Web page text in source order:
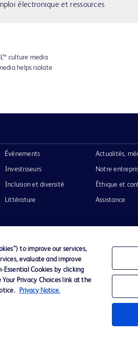
électronique et ressources
culture media
helps isolate
Événements
Investisseurs
Inclusion et diversité
Littérature
Actualités,
Notre
Éthique et
Assistance
Conditions d’utilisation
to improve our services,
evaluate and improve
Cookies by clicking
Privacy Choices link at the
Privacy Notice.